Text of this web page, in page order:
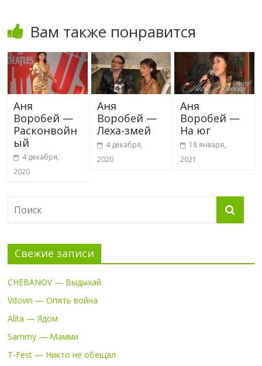
Вам также понравится
Аня
Воробей —
Расконвойн
ый
4 декабря,
2020
Аня
Воробей —
Леха-змей
4 декабря,
2020
Аня
Воробей —
На юг
18 января,
2021
Свежие записи
CHEBANOV — Выдыхай
Vdovin — Опять война
Alita — Ядом
Sammy — Мамми
T-Fest — Никто не обещал